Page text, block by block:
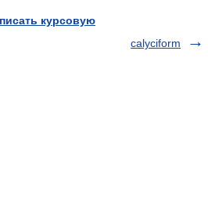
курсовую
calyciform